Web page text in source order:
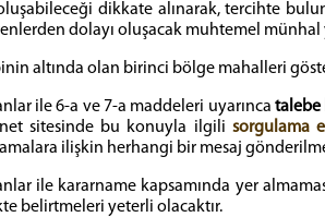
dikkate alınarak, tercihte
dolayı oluşacak muhtemel münhal
altında olan birinci bölge mahalleri
ile 6-a ve 7-a maddeleri uyarınca talebe
sitesinde bu konuyla ilgili sorgulama
ilişkin herhangi bir mesaj
ile kararname kapsamında yer
belirtmeleri yeterli olacaktır.